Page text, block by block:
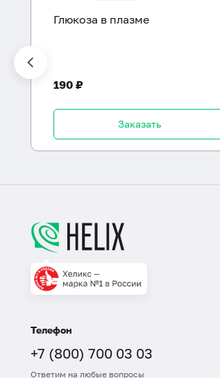
Глюкоза в плазме
190 ₽
Заказать
Телефон
+7 (800) 700 03 03
Ответим на любые вопросы